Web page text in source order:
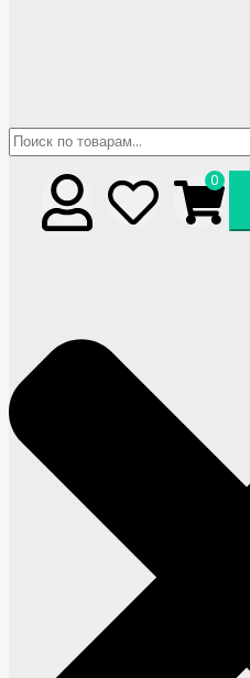
Искать:
0